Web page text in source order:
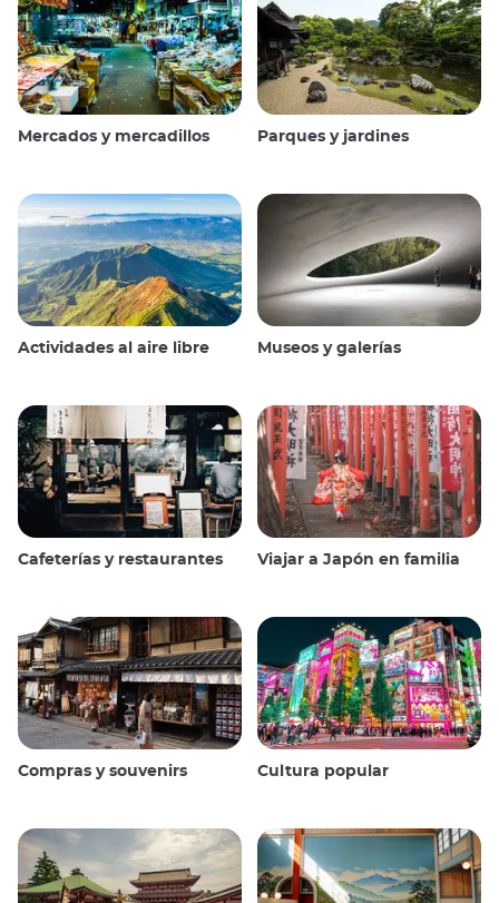
Mercados y mercadillos Parques y jardines
Actividades al aire libre Museos y galerías
Cafeterías y restaurantes Viajar a Japón en familia
Compras y souvenirs Cultura popular